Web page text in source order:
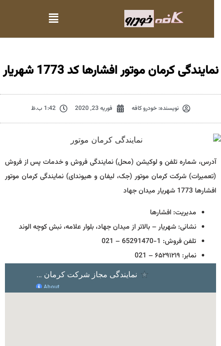
کرمان موتور افشارها کد 1773 شهریار
نویسنده:خودرو کافه فوریه 23, 2020 1:42 ب.ظ
آدرس، شماره تلفن و لوکیشن (محل) نمایندگی فروش و خدمات پس از فروش
(تعمیرات) شرکت کرمان موتور (جک، لیفان و هیوندای) نمایندگی کرمان موتور
افشارها 1773 شهریار میدان جهاد
مدیریت: افشارها
نشانی: شهریار – بالاتر از میدان جهاد، بلوار علامه، نبش کوچه الوند
تلفن فروش: 1-65291470 – 021
نمابر: ۶۵۲۹۱۲۱۹ – 021